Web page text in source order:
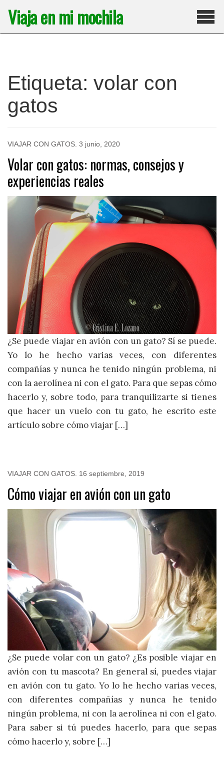
contenido
Viaja en mi mochila
Etiqueta: volar con
gatos
VIAJAR CON GATOS 3 junio, 2020
Volar con gatos: normas, consejos y
experiencias reales
¿Se puede viajar en avión con un gato? Sí se puede.
Yo lo he hecho varias veces, con diferentes
compañías y nunca he tenido ningún problema, ni
con la aerolínea ni con el gato. Para que sepas cómo
hacerlo y, sobre todo, para tranquilizarte si tienes
que hacer un vuelo con tu gato, he escrito este
artículo sobre cómo viajar […]
VIAJAR CON GATOS. 16 septiembre, 2019
Cómo viajar en avión con un gato
¿Se puede volar con un gato? ¿Es posible viajar en
avión con tu mascota? En general sí, puedes viajar
en avión con tu gato. Yo lo he hecho varias veces,
con diferentes compañías y nunca he tenido
ningún problema, ni con la aerolínea ni con el gato.
Para saber si tú puedes hacerlo, para que sepas
cómo hacerlo y, sobre […]